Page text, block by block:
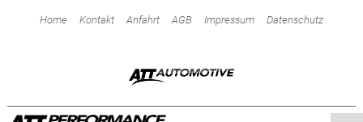
Home Kontakt Anfahrt AGB Impressum Datenschutz